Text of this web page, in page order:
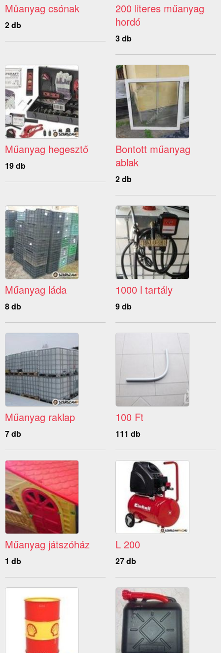
Müanyag csónak
2 db
200 literes műanyag
hordó
3 db
Műanyag hegesztő
19 db
Bontott műanyag
ablak
2 db
Műanyag láda
8 db
1000 l tartály
9 db
Műanyag raklap
7 db
100 Ft
111 db
Műanyag játszóház
1 db
L 200
27 db